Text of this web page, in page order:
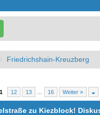
Friedrichshain-Kreuzberg
12 13 16 Weiter »
zu Kiezblock!